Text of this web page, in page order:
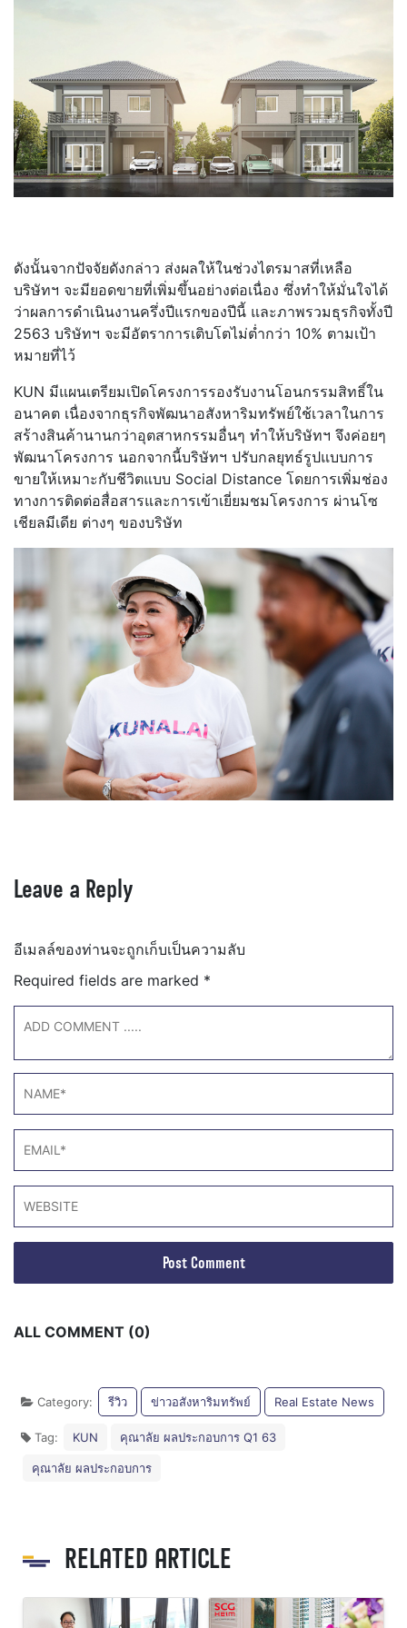
ดังนั้นจากปัจจัยดังกล่าว ส่งผลให้ในช่วงไตรมาสที่เหลือ
บริษัทฯ จะมียอดขายที่เพิ่มขึ้นอย่างต่อเนื่อง ซึ่งทำให้มั่นใจได้
ว่าผลการดำเนินงานครึ่งปีแรกของปีนี้ และภาพรวมธุรกิจทั้งปี
2563 บริษัทฯ จะมีอัตราการเติบโตไม่ต่ำกว่า 10% ตามเป้า
หมายที่ไว้
KUN มีแผนเตรียมเปิดโครงการรองรับงานโอนกรรมสิทธิ์ใน
อนาคต เนื่องจากธุรกิจพัฒนาอสังหาริมทรัพย์ใช้เวลาในการ
สร้างสินค้านานกว่าอุตสาหกรรมอื่นๆ ทำให้บริษัทฯ จึงค่อยๆ
พัฒนาโครงการ นอกจากนี้บริษัทฯ ปรับกลยุทธ์รูปแบบการ
ขายให้เหมาะกับชีวิตแบบ Social Distance โดยการเพิ่มช่อง
ทางการติดต่อสื่อสารและการเข้าเยี่ยมชมโครงการ ผ่านโซ
เชียลมีเดีย ต่างๆ ของบริษัท
Leave a Reply
อีเมลล์ของท่านจะถูกเก็บเป็นความลับ
Required fields are marked *
ALL COMMENT (0)
Category: รีวิว ข่าวอสังหาริมทรัพย์ Real Estate News
Tag: KUN คุณาลัย ผลประกอบการ Q1 63
คุณาลัย ผลประกอบการ
RELATED ARTICLE